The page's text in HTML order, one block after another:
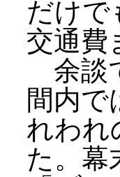
だけで
交通費
余談
間内で
れわれ
た。幕